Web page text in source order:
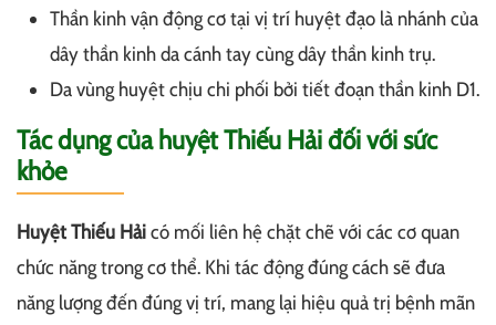
Thần kinh vận động cơ tại vị trí huyệt đạo là nhánh của
dây thần kinh da cánh tay cùng dây thần kinh trụ.
Da vùng huyệt chịu chi phối bởi tiết đoạn thần kinh D1.
Tác dụng của huyệt Thiếu Hải đối với sức
khỏe
Huyệt Thiếu Hảicó mối liên hệ chặt chẽ với các cơ quan
chức năng trong cơ thể. Khi tác động đúng cách sẽ đưa
năng lượng đến đúng vị trí, mang lại hiệu quả trị bệnh mãn